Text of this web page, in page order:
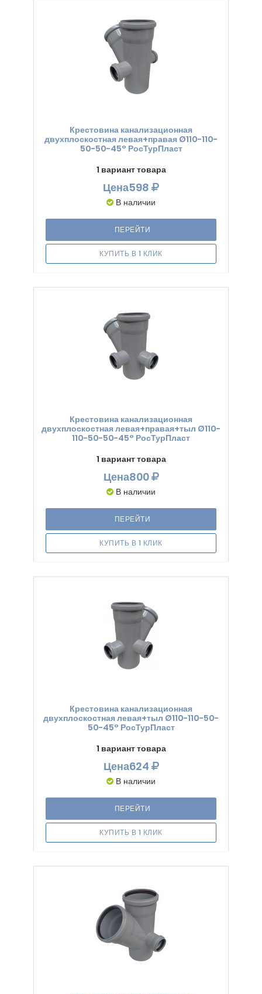
Крестовина канализационная
двухплоскостная левая+правая Ø110-110-
50-50-45° РосТурПласт
1 вариант товара
Цена598
В наличии
ПЕРЕЙТИ
КУПИТЬ В 1 КЛИК
Крестовина канализационная
двухплоскостная левая+правая+тыл Ø110-
110-50-50-45° РосТурПласт
1 вариант товара
Цена800
В наличии
ПЕРЕЙТИ
КУПИТЬ В 1 КЛИК
Крестовина канализационная
двухплоскостная левая+тыл Ø110-110-50-
50-45° РосТурПласт
1 вариант товара
Цена624
В наличии
ПЕРЕЙТИ
КУПИТЬ В 1 КЛИК